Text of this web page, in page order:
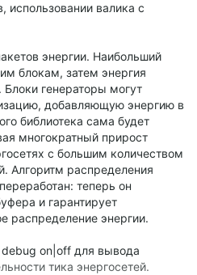
использовании валика с
энергии. Наибольший
блокам, затем энергия
генераторы могут
добавляющую энергию в
библиотека сама будет
многократный прирост
с большим количеством
Алгоритм распределения
теперь он
и гарантирует
распределение энергии.
on|off для вывода
тика энергосетей.